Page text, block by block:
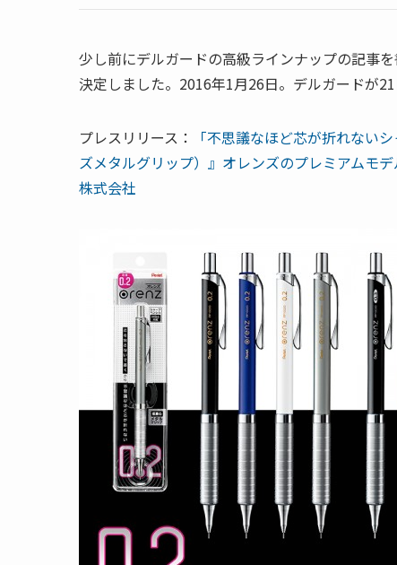
少し前にデルガードの高級ラインナップの記事
決定しました。2016年1月26日。デルガードが21
プレスリリース：
「不思議なほど芯が折れない
ズメタルグリップ）』オレンズのプレミアムモ
株式会社